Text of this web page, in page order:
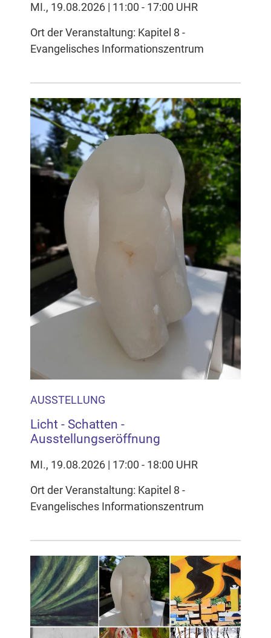
MI., 19.08.2026 | 11:00 - 17:00 UHR
Ort der Veranstaltung: Kapitel 8 -
Evangelisches Informationszentrum
AUSSTELLUNG
Licht - Schatten -
Ausstellungseröffnung
MI., 19.08.2026 | 17:00 - 18:00 UHR
Ort der Veranstaltung: Kapitel 8 -
Evangelisches Informationszentrum